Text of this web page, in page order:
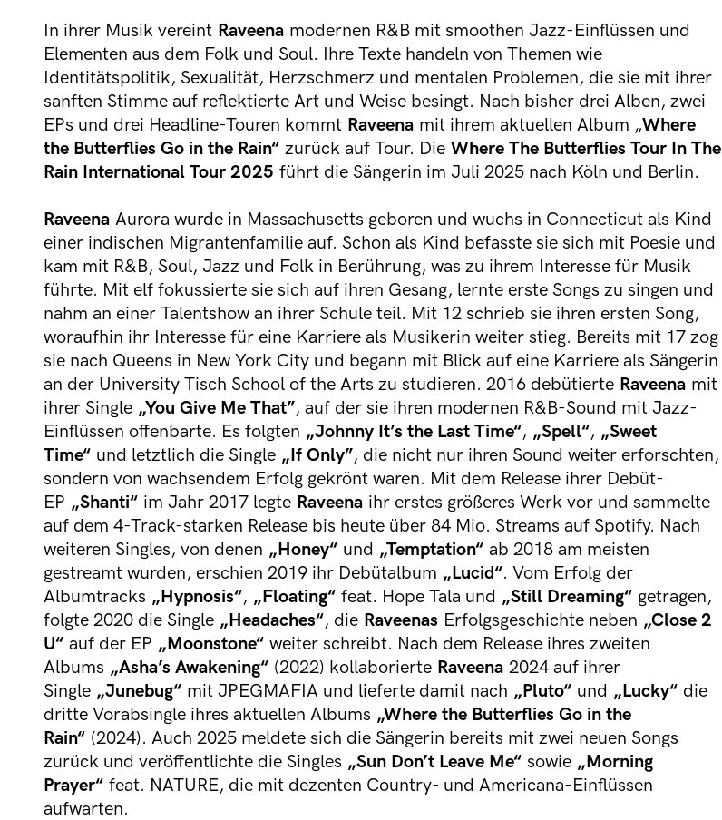
In ihrer Musik vereint Raveena modernen R&B mit smoothen Jazz-Einflüssen und
Elementen aus dem Folk und Soul. Ihre Texte handeln von Themen wie
Identitätspolitik, Sexualität, Herzschmerz und mentalen Problemen, die sie mit ihrer
sanften Stimme auf reflektierte Art und Weise besingt. Nach bisher drei Alben, zwei
EPs und drei Headline-Touren kommt Raveena mit ihrem aktuellen Album „Where
the Butterflies Go in the Rain“ zurück auf Tour. Die Where The Butterflies Tour In The
Rain International Tour 2025 führt die Sängerin im Juli 2025 nach Köln und Berlin.
Raveena Aurora wurde in Massachusetts geboren und wuchs in Connecticut als Kind
einer indischen Migrantenfamilie auf. Schon als Kind befasste sie sich mit Poesie und
kam mit R&B, Soul, Jazz und Folk in Berührung, was zu ihrem Interesse für Musik
führte. Mit elf fokussierte sie sich auf ihren Gesang, lernte erste Songs zu singen und
nahm an einer Talentshow an ihrer Schule teil. Mit 12 schrieb sie ihren ersten Song,
woraufhin ihr Interesse für eine Karriere als Musikerin weiter stieg. Bereits mit 17 zog
sie nach Queens in New York City und begann mit Blick auf eine Karriere als Sängerin
an der University Tisch School of the Arts zu studieren. 2016 debütierte Raveena mit
ihrer Single „You Give Me That”, auf der sie ihren modernen R&B-Sound mit Jazz-
Einflüssen offenbarte. Es folgten „Johnny It’s the Last Time“, „Spell“, „Sweet
Time“ und letztlich die Single „If Only”, die nicht nur ihren Sound weiter erforschten,
sondern von wachsendem Erfolg gekrönt waren. Mit dem Release ihrer Debüt-
EP „Shanti“ im Jahr 2017 legte Raveena ihr erstes größeres Werk vor und sammelte
auf dem 4-Track-starken Release bis heute über 84 Mio. Streams auf Spotify. Nach
weiteren Singles, von denen „Honey“ und „Temptation“ ab 2018 am meisten
gestreamt wurden, erschien 2019 ihr Debütalbum „Lucid“. Vom Erfolg der
Albumtracks „Hypnosis“, „Floating“ feat. Hope Tala und „Still Dreaming“ getragen,
folgte 2020 die Single „Headaches“, die Raveenas Erfolgsgeschichte neben „Close 2
U“ auf der EP „Moonstone“ weiter schreibt. Nach dem Release ihres zweiten
Albums „Asha’s Awakening“ (2022) kollaborierte Raveena 2024 auf ihrer
Single „Junebug“ mit JPEGMAFIA und lieferte damit nach „Pluto“ und „Lucky“ die
dritte Vorabsingle ihres aktuellen Albums „Where the Butterflies Go in the
Rain“ (2024). Auch 2025 meldete sich die Sängerin bereits mit zwei neuen Songs
zurück und veröffentlichte die Singles „Sun Don’t Leave Me“ sowie „Morning
Prayer“ feat. NATURE, die mit dezenten Country- und Americana-Einflüssen
aufwarten.